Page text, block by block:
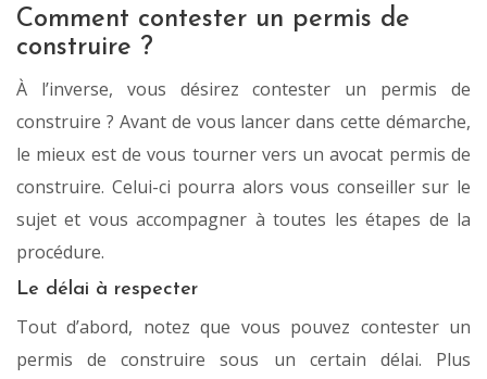
Comment contester un permis de
construire ?
À l’inverse, vous désirez contester un permis de
construire ? Avant de vous lancer dans cette démarche,
le mieux est de vous tourner vers un avocat permis de
construire. Celui-ci pourra alors vous conseiller sur le
sujet et vous accompagner à toutes les étapes de la
procédure.
Le délai à respecter
Tout d’abord, notez que vous pouvez contester un
permis de construire sous un certain délai. Plus